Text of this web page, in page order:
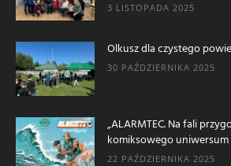
3 LISTOPADA 2025
Olkusz dla czystego
30 PAŹDZIERNIKA 2025
„ALARMTEC. Na fali
komiksowego uniwersum
22 PAŹDZIERNIKA 2025